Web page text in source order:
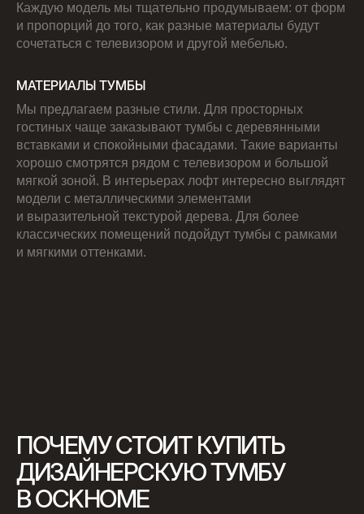
Каждую модель мы тщательно продумываем: от форм
и пропорций до того, как разные материалы будут
сочетаться с телевизором и другой мебелью.
МАТЕРИАЛЫ ТУМБЫ
Мы предлагаем разные стили. Для просторных
гостиных чаще заказывают тумбы с деревянными
вставками и спокойными фасадами. Такие варианты
хорошо смотрятся рядом с телевизором и большой
мягкой зоной. В интерьерах лофт интересно выглядят
модели с металлическими элементами
и выразительной текстурой дерева. Для более
классических помещений подойдут тумбы с рамками
и мягкими оттенками.
ПОЧЕМУ СТОИТ КУПИТЬ
ДИЗАЙНЕРСКУЮ ТУМБУ
В OCKHOME